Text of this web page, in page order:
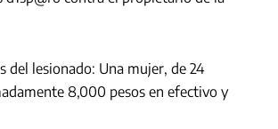
del lesionado: Una mujer, de 24
8,000 pesos en efectivo y